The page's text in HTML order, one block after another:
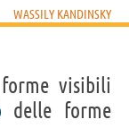
WASSILY KANDINSKY
visibili
delle forme